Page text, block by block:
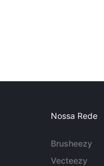
Nossa Rede
Brusheezy
Vecteezy